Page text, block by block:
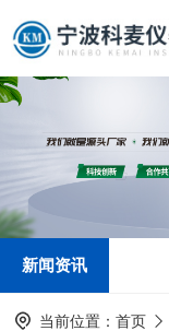
新闻资讯
当前位置： 首页